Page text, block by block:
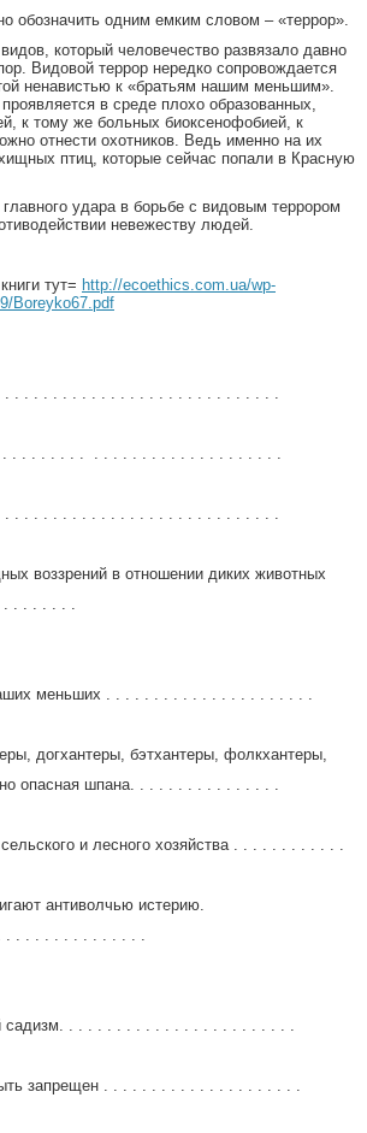
обозначить одним емким словом – «террор».
который человечество развязало давно
Видовой террор нередко сопровождается
ненавистью к «братьям нашим меньшим».
в среде плохо образованных,
к тому же больных биоксенофобией, к
отнести охотников. Ведь именно на их
птиц, которые сейчас попали в Красную
удара в борьбе с видовым террором
невежеству людей.
тут= http://ecoethics.com.ua/wp-
Boreyko67.pdf
. . . . . . . . . . . . . . . . . . . . . . . . . . . . .
. . . . . . . . . . . . . . . . . . . . . . . . . . . . .
. . . . . . . . . . . . . . . . . . . . . . . . . . . . .
воззрений в отношении диких животных
. . . . . . . .
меньших . . . . . . . . . . . . . . . . . . . . . .
догхантеры, бэтхантеры, фолкхантеры,
опасная шпана. . . . . . . . . . . . . . . .
и лесного хозяйства . . . . . . . . . . . .
антиволчью истерию.
. . . . . . . . . . . . . . .
садизм. . . . . . . . . . . . . . . . . . . . . . . . .
запрещен . . . . . . . . . . . . . . . . . . . . .